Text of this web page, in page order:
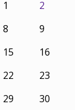
1
2
8
9
15
16
22
23
29
30